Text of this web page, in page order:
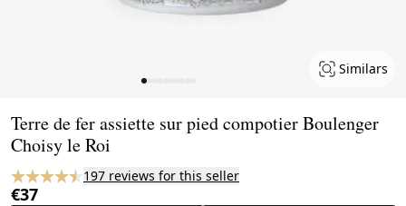
Similars
Terre de fer assiette sur pied compotier Boulenger
Choisy le Roi
197 reviews for this seller
€37